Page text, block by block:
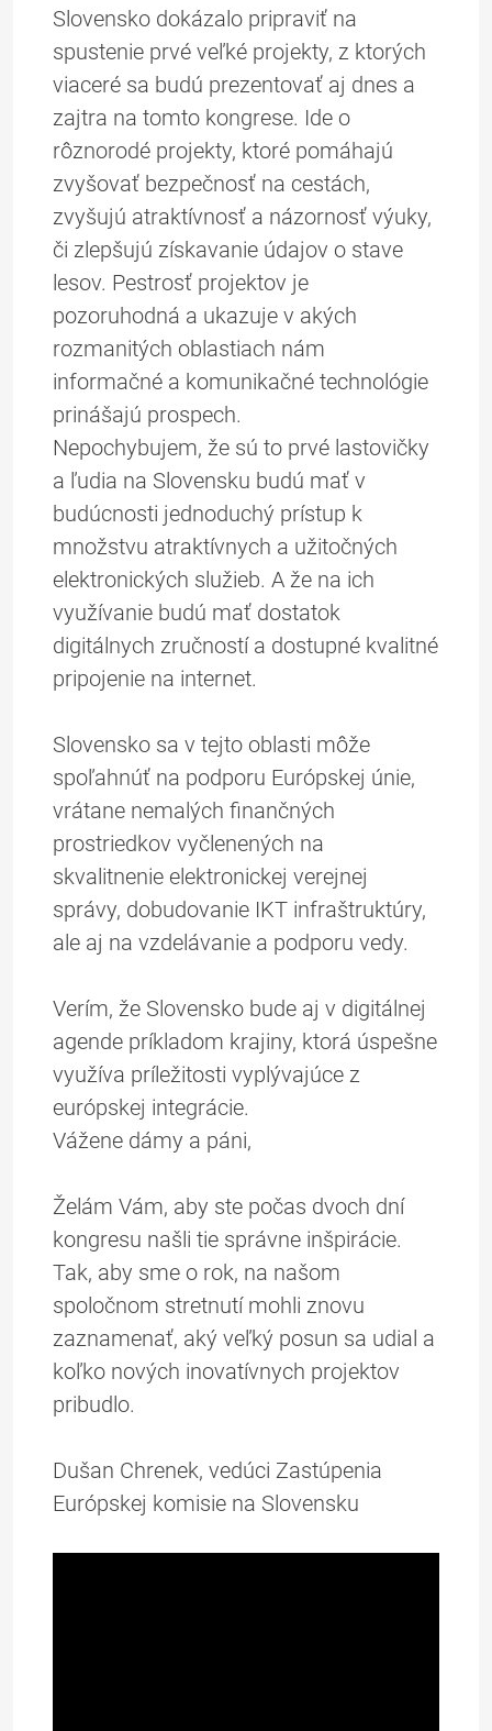
Slovensko dokázalo pripraviť na
spustenie prvé veľké projekty, z ktorých
viaceré sa budú prezentovať aj dnes a
zajtra na tomto kongrese. Ide o
rôznorodé projekty, ktoré pomáhajú
zvyšovať bezpečnosť na cestách,
zvyšujú atraktívnosť a názornosť výuky,
či zlepšujú získavanie údajov o stave
lesov. Pestrosť projektov je
pozoruhodná a ukazuje v akých
rozmanitých oblastiach nám
informačné a komunikačné technológie
prinášajú prospech.
Nepochybujem, že sú to prvé lastovičky
a ľudia na Slovensku budú mať v
budúcnosti jednoduchý prístup k
množstvu atraktívnych a užitočných
elektronických služieb. A že na ich
využívanie budú mať dostatok
digitálnych zručností a dostupné kvalitné
pripojenie na internet.
Slovensko sa v tejto oblasti môže
spoľahnúť na podporu Európskej únie,
vrátane nemalých finančných
prostriedkov vyčlenených na
skvalitnenie elektronickej verejnej
správy, dobudovanie IKT infraštruktúry,
ale aj na vzdelávanie a podporu vedy.
Verím, že Slovensko bude aj v digitálnej
agende príkladom krajiny, ktorá úspešne
využíva príležitosti vyplývajúce z
európskej integrácie.
Vážene dámy a páni,
Želám Vám, aby ste počas dvoch dní
kongresu našli tie správne inšpirácie.
Tak, aby sme o rok, na našom
spoločnom stretnutí mohli znovu
zaznamenať, aký veľký posun sa udial a
koľko nových inovatívnych projektov
pribudlo.
Dušan Chrenek, vedúci Zastúpenia
Európskej komisie na Slovensku